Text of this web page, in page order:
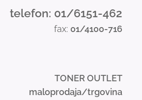
telefon: 01/6151-462
fax: 01/4100-716
TONER OUTLET
maloprodaja/trgovina